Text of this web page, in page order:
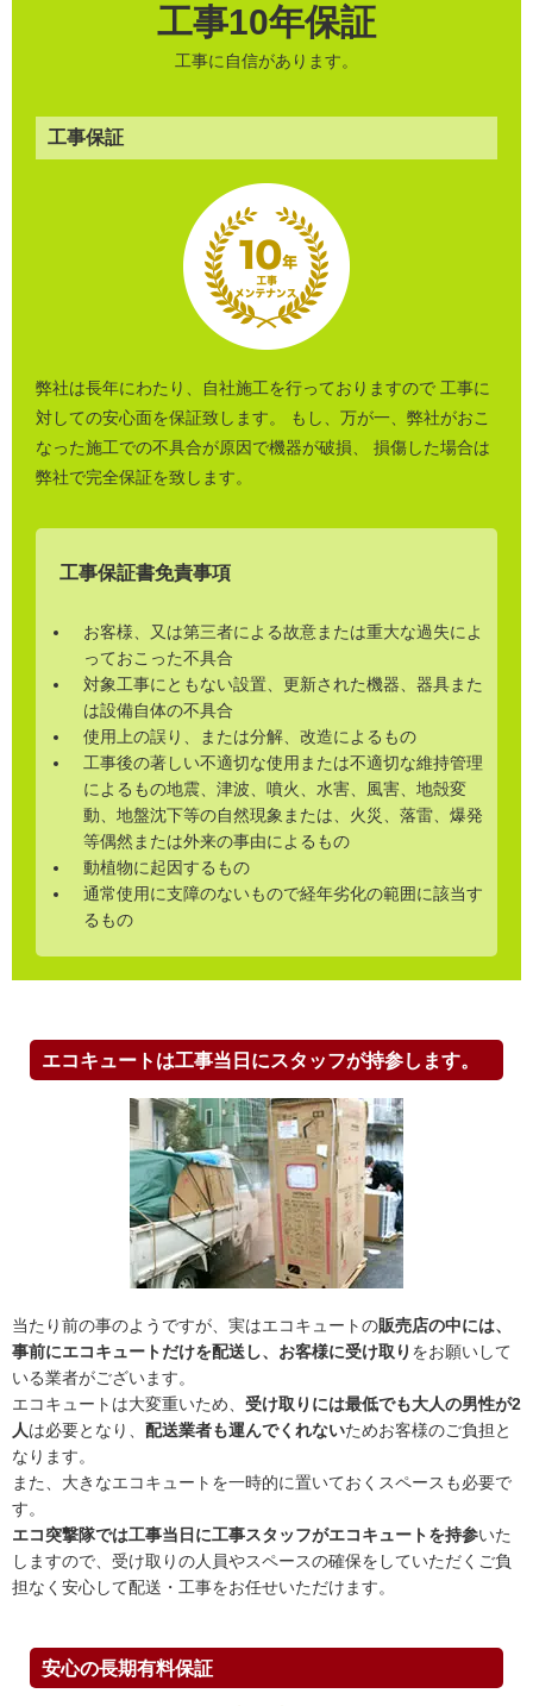
工事10年保証
工事に自信があります。
工事保証
弊社は長年にわたり、自社施工を行っておりますので 工事に
対しての安心面を保証致します。 もし、万が一、弊社がおこ
なった施工での不具合が原因で機器が破損、 損傷した場合は
弊社で完全保証を致します。
工事保証書免責事項
お客様、又は第三者による故意または重大な過失によ
っておこった不具合
対象工事にともない設置、更新された機器、器具また
は設備自体の不具合
使用上の誤り、または分解、改造によるもの
工事後の著しい不適切な使用または不適切な維持管理
によるもの地震、津波、噴火、水害、風害、地殻変
動、地盤沈下等の自然現象または、火災、落雷、爆発
等偶然または外来の事由によるもの
動植物に起因するもの
通常使用に支障のないもので経年劣化の範囲に該当す
るもの
エコキュートは工事当日にスタッフが持参します。
当たり前の事のようですが、実はエコキュートの販売店の中には、
事前にエコキュートだけを配送し、お客様に受け取り をお願いして
いる業者がございます。
エコキュートは大変重いため、 受け取りには最低でも大人の男性が2
人は必要となり、 配送業者も運んでくれないためお客様のご負担と
なります。
また、大きなエコキュートを一時的に置いておくスペースも必要で
す。
エコ突撃隊では工事当日に工事スタッフがエコキュートを持参いた
しますので、受け取りの人員やスペースの確保をしていただくご負
担なく安心して配送・工事をお任せいただけます。
安心の長期有料保証